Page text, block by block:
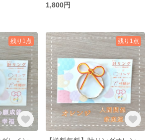
1,800円
残り1点 残り1点